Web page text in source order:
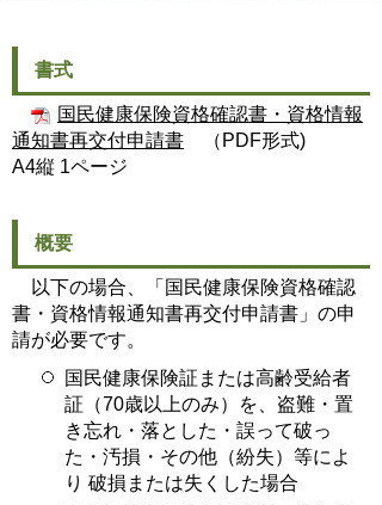
書式
国民健康保険資格確認書・資格情報
通知書再交付申請書 （PDF形式)
A4縦 1ページ
概要
以下の場合、「国民健康保険資格確認
書・資格情報通知書再交付申請書」の申
請が必要です。
国民健康保険証または高齢受給者
証（70歳以上のみ）を、盗難・置
き忘れ・落とした・誤って破っ
た・汚損・その他（紛失）等によ
り 破損または失くした場合